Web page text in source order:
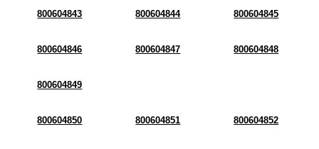
800604843 800604844 800604845
800604846 800604847 800604848
800604849
800604850 800604851 800604852